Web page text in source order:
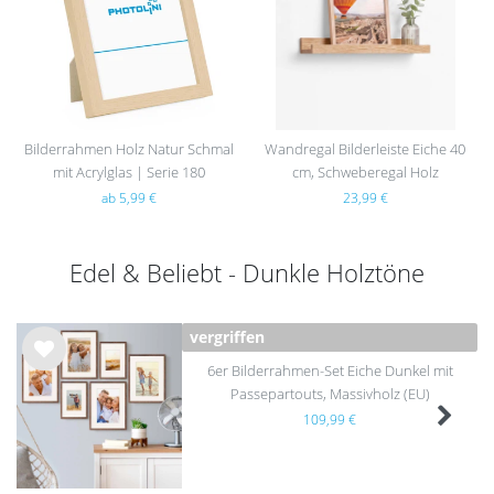
Bilderrahmen Holz Natur Schmal
mit Acrylglas | Serie 180
ab 5,99 €
Wandregal Bilderleiste Eiche 40
cm, Schweberegal Holz
23,99 €
Edel & Beliebt - Dunkle Holztöne
Wu
nsc
hlist
vergriffen
6er Bilderrahmen-Set Eiche Dunkel mit
Passepartouts, Massivholz (EU)
109,99 €